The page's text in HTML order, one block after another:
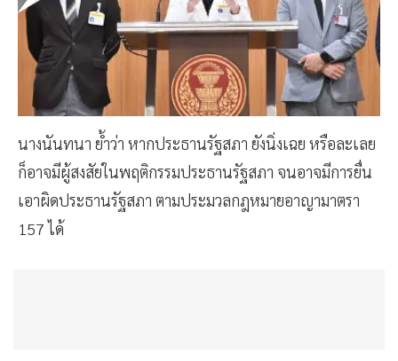
นางนันทนา ย้ำว่า หากประธานรัฐสภา ยังนิ่งเฉย หรือละเลย
ก็อาจมีผู้สงสัยในพฤติกรรมประธานรัฐสภา จนอาจมีการยื่น
เอาผิดประธานรัฐสภา ตามประมวลกฎหมายอาญามาตรา
157 ได้